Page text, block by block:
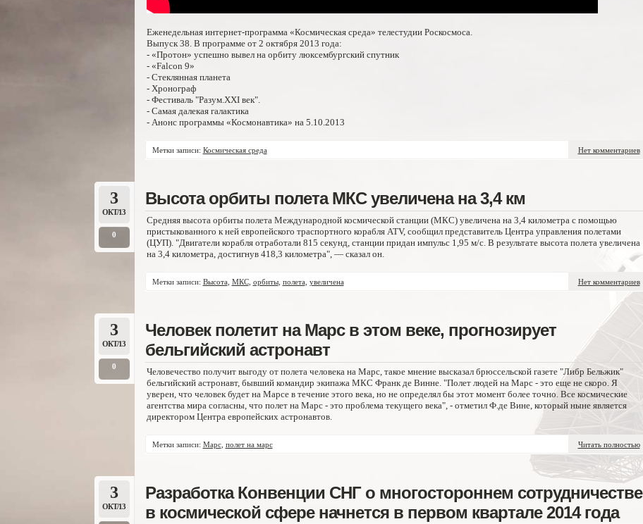
Еженедельная интернет-программа «Космическая среда» телестудии Роскосмоса.
Выпуск 38. В программе от 2 октября 2013 года:
- «Протон» успешно вывел на орбиту люксембургский спутник
- «Falcon 9»
- Стеклянная планета
- Хронограф
- Фестиваль "Разум.XXI век".
- Самая далекая галактика
- Анонс программы «Космонавтика» на 5.10.2013
Метки записи: Космическая среда Нет комментариев
3
ОКТ/13
0
Высота орбиты полета МКС увеличена на 3,4 км
Средняя высота орбиты полета Международной космической станции (МКС) увеличена на 3,4 километра с помощью
пристыкованного к ней европейского траспортного корабля ATV, сообщил представитель Центра управления полетами
(ЦУП). "Двигатели корабля отработали 815 секунд, станции придан импульс 1,95 м/с. В результате высота полета увеличена
на 3,4 километра, достигнув 418,3 километра", — сказал он.
Метки записи: Высота, МКС, орбиты, полета, увеличена Нет комментариев
3
ОКТ/13
0
Человек полетит на Марс в этом веке, прогнозирует
бельгийский астронавт
Человечество получит выгоду от полета человека на Марс, такое мнение высказал брюссельской газете "Либр Бельжик"
бельгийский астронавт, бывший командир экипажа МКС Франк де Винне. "Полет людей на Марс - это еще не скоро. Я
уверен, что человек будет на Марсе в течение этого века, но не определял бы этот момент более точно. Все космические
агентства мира согласны, что полет на Марс - это проблема текущего века", - отметил Ф.де Вине, который ныне является
директором Центра европейских астронавтов.
Метки записи: Марс, полет на марс Читать полностью
3
ОКТ/13
Разработка Конвенции СНГ о многостороннем сотрудничестве
в космической сфере начнется в первом квартале 2014 года